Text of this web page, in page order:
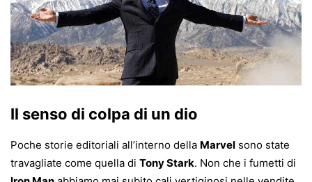
Il senso di colpa di un dio
Poche storie editoriali all’interno della Marvel sono state
travagliate come quella di Tony Stark. Non che i fumetti di